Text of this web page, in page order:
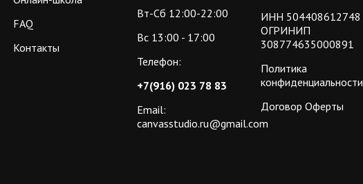
FAQ
Контакты
Вт-Сб 12:00-22:00
Вс 13:00 - 17:00
Телефон:
+7(916) 023 78 83
Email:
canvasstudio.ru@gmail.com
ИНН 504408612748
ОГРИНИП
308774635000891
Политика
конфиденциальности
Договор Оферты